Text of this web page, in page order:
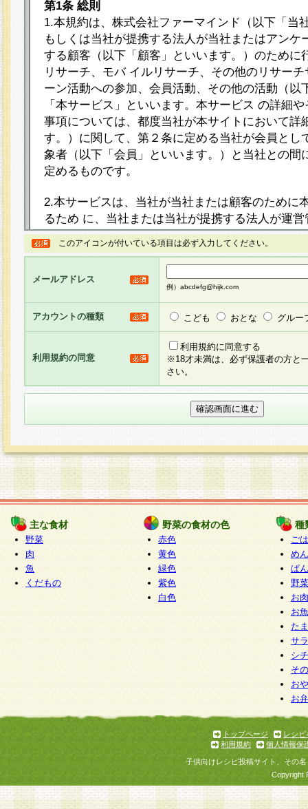
第1条 総則
1.本規約は、株式会社ファーマインド（以下「当
もしくは当社が提携する法人が当社またはアンケ
する顧客（以下「顧客」といいます。）のために
リサーチ、モバ イルリサーチ、その他のリサー
ーン活動への参加、会員活動、その他の活動（以
「本サービス」といいます。本サービス の詳細
事項については、都度当社が本サイトにおいて詳
す。）に関して、第２条に定める当社が会員とし
象者（以下「会員」といいます。）と当社との間
定めるものです。
2.本サービスは、当社が当社または顧客のために
るため に、当社または当社が提携する法人が運
ト（以下「本サイト」といいます。）上に本サー
ージを設け、会員がアンケー ト調査に回答する
し、その結果を当社が集計・分析その他の利用を
るものです。なお、本サービスは、それぞれの目
員に対して本サービスの依頼を行うこともあり、
た全ての会員に対して本サービスの依頼をすると
りま す。
3.当社は、会員の事前の承諾を得ることなく、当
方 法・手段にて、本規約を任意に制定、変更ま
きるものとします。改定後の本規約等は、本規約
に掲示したときに、その 他の諸規定については
てその効力を生じるものとします。
4.本規約は、会員登録希望者による会員登録手続
の当社による会員登録の承認が完了した時点で会
たものとみなされ、会員に対して適用されるもの
5.当社がお聞きする個人情報は、すべて会員登録
で提 供いただいたものと考えております。従っ
自らの個人情報の提供を希望されない場合には、
をお預かりいたしません が、提供されないこと
商品やサービス等をご利用いただけない場合があ
了承ください。
6.当社は、お客様から当社が保有している個人情
加・ 利用停止等を求められた場合には、ご本人
て確認できた場合に限り、法令に準拠して合理的
いただきます。なお、開示 請求等の請求先は個
ります。
1.会員とは、本規約等を承諾のうえ、当社所定の
了し、当社が承認した者、グループとします。な
が以下に該当する場合は会員登録をすることがで
このアイコンが付いている項目は必ず入力してください。
メールアドレス
例）abcdefg@hijk.com
アカウントの種類 こども おとな グルー
利用規約の同意
利用規約に同意する
※18才未満は、必ず保護者の方と
さい。
主な食材
野菜
肉
魚
くだもの
野菜の食材の色
赤色
黄色
緑色
紫色
白色
種
ご
めん
ぱん
野
お
お
た
サ
シ
そ
お
お
トップページ
レシピ
利用規約
個人情報保
子供向けレシピ投稿サイト、その
Copyright